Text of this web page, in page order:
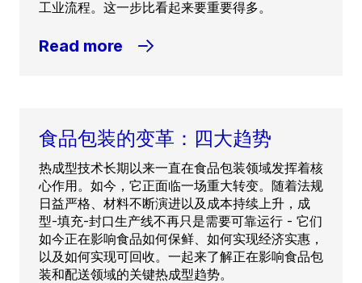
工业流程。这一步比看起来要重要得多。
Read more
食品包装的变革：四大趋势
热成型技术长期以来一直在食品包装领域发挥着核
心作用。如今，它正面临一场重大转变。随着法规
日益严格、材料不断演进以及成本持续上升，成
型-填充-封口生产线不再只是需要可靠运行 - 它们
如今正在影响食品如何保鲜、如何实现经济实惠，
以及如何实现可回收。一起来了解正在影响食品包
装和配送领域的关键热成型趋势。